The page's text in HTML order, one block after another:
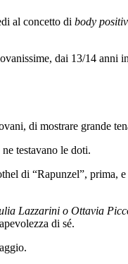
al concetto di body
dai 13/14 anni
di mostrare grande
testavano le doti.
di “Rapunzel”, prima,
Lazzarini o Ottavia
di sé.